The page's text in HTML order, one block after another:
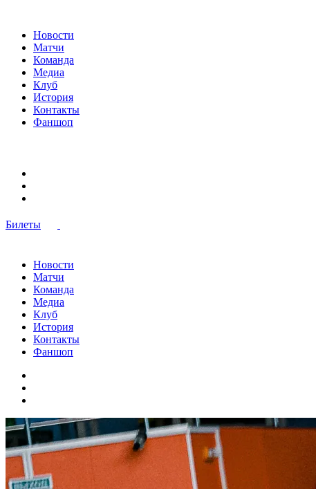
Новости
Матчи
Команда
Медиа
Клуб
История
Контакты
Фаншоп
Билеты
Новости
Матчи
Команда
Медиа
Клуб
История
Контакты
Фаншоп